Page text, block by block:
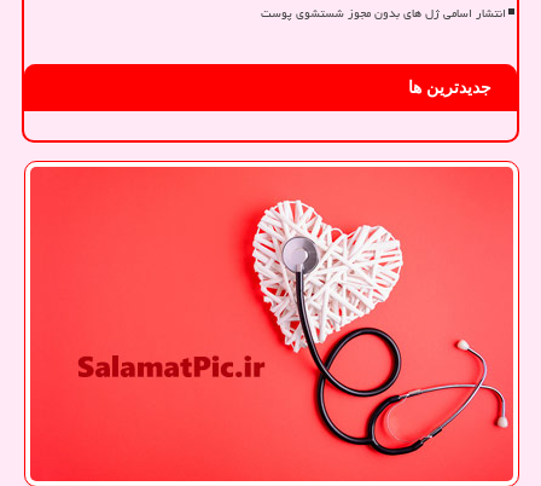
انتشار اسامی ژل های بدون مجوز شستشوی پوست
جدیدترین ها